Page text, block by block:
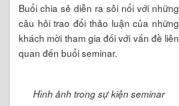
Buổi chia sẻ diễn ra sôi nổi với những
câu hỏi trao đổi thảo luận của những
khách mời tham gia đối với vấn đề liên
quan đến buổi seminar.
Hình ảnh trong sự kiện seminar